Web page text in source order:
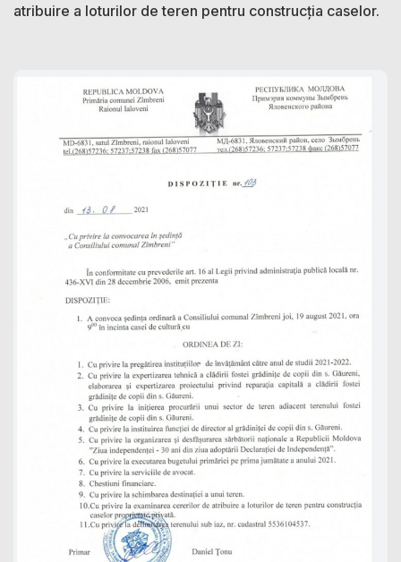
atribuire a loturilor de teren pentru construcția caselor.